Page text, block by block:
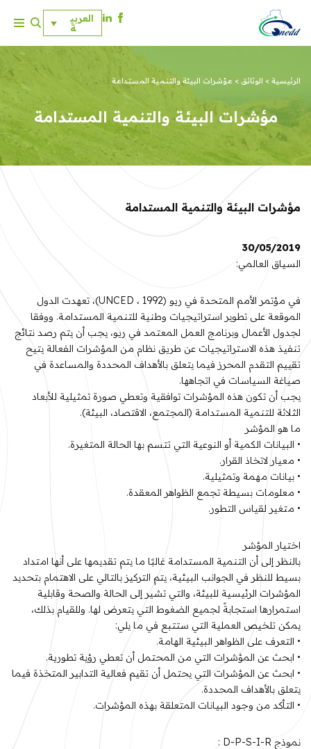
ت
ى
ل
ل
ت
ى
العربي
ة
الرئيسية > الوثائق > مؤشرات البيئة والتنمية المستدامة
مؤشرات البيئة والتنمية المستدامة
مؤشرات البيئة والتنمية المستدامة
30/05/2019
السياق العالمي:
في مؤتمر الأمم المتحدة في ريو (UNCED ، 1992)، تعهدت الدول
الموقعة على تطوير استراتيجيات وطنية للتنمية المستدامة. ووفقا
لجدول الأعمال وبرنامج العمل المعتمد في ريو، يجب أن يتم رصد نتائج
تنفيذ هذه الاستراتيجيات عن طريق نظام من المؤشرات الفعالة يتيح
تقييم التقدم المحرز فيما يتعلق بالأهداف المحددة والمساعدة في
صياغة السياسات في اتجاهها.
يجب أن تكون هذه المؤشرات توافقية وتعطي صورة تمثيلية للأبعاد
الثلاثة للتنمية المستدامة (المجتمع، الاقتصاد، البيئة).
ما هو المؤشر
• البيانات الكمية أو النوعية التي تتسم بها الحالة المتغيرة.
• معيار لاتخاذ القرار.
• بيانات مهمة وتمثيلية.
• معلومات بسيطة تجمع الظواهر المعقدة.
• متغير لقياس التطور.
اختيار المؤشر
بالنظر إلى أن التنمية المستدامة غالبًا ما يتم تقديمها على أنها امتداد
بسيط للنظر في الجوانب البيئية، يتم التركيز بالتالي على الاهتمام بتحديد
المؤشرات الرئيسية للبيئة، والتي تشير إلى الحالة والصحة وقابلية
استمرارها استجابةً لجميع الضغوط التي يتعرض لها. وللقيام بذلك،
يمكن تلخيص العملية التي ستتبع في ما يلي:
• التعرف على الظواهر البيئية الهامة.
• ابحث عن المؤشرات التي من المحتمل أن تعطي رؤية تطورية.
• ابحث عن المؤشرات التي يحتمل أن تقيم فعالية التدابير المتخذة فيما
يتعلق بالأهداف المحددة.
• التأكد من وجود البيانات المتعلقة بهذه المؤشرات.
نموذج D-P-S-I-R :